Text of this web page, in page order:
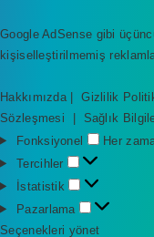
Google AdSense gibi
kişiselleştirilmemiş
Hakkımızda |Gizlilik
Sözleşmesi
| Sağlık
Fonksiyonel
F
k
Her
Tercihler
T
e
r
İstatistik
İ
s
t
Pazarlama
P
a
Seçenekleri yönet